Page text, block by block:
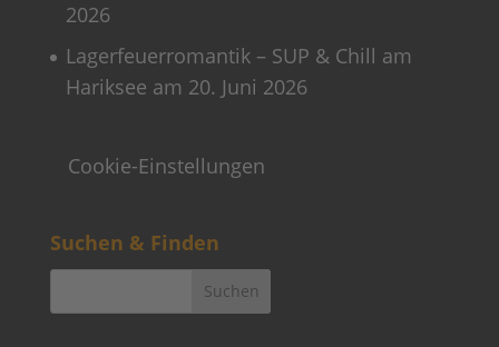
2026
Lagerfeuerromantik – SUP & Chill am
Hariksee am 20. Juni 2026
Cookie-Einstellungen
Suchen & Finden